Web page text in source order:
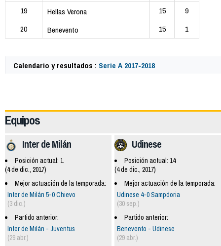
19
Hellas Verona 15
9
20
Benevento 15 1
Calendario y resultados : Serie A 2017-2018
Equipos
Udinese
Posición actual: 14
(4 de dic., 2017)
Mejor actuación de la temporada:
Udinese 4-0 Sampdoria
(30 sep.)
Partido anterior:
Benevento - Udinese
(29 abr.)
Inter de Milán
Posición actual: 1
(4 de dic., 2017)
Mejor actuación de la temporada:
Inter de Milán 5-0 Chievo
(3 dic.)
Partido anterior:
Inter de Milán - Juventus
(29 abr.)